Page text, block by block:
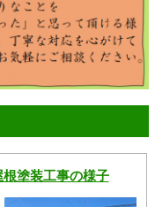
塗装工事の様子